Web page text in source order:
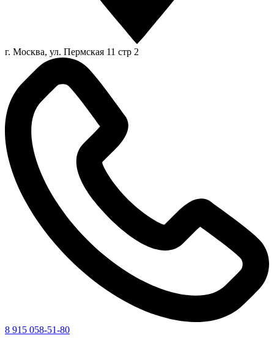
г. Москва, ул. Пермская 11 стр 2
8 915 058-51-80